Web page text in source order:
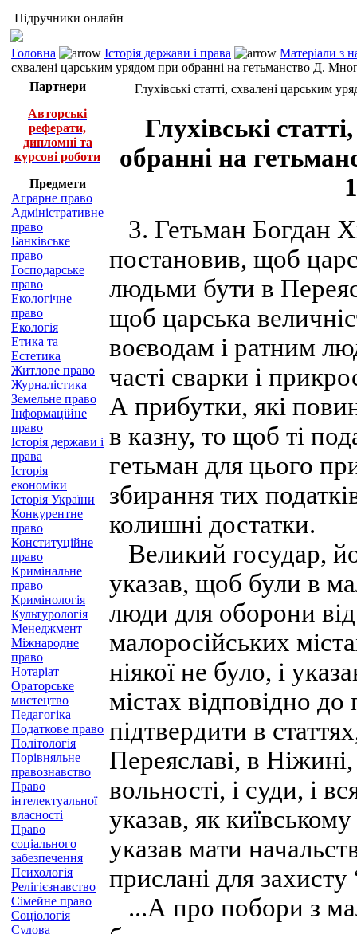
Підручники онлайн
Головна Історія держави і права
Матеріали з
схвалені царським урядом при обранні на гетьманство Д.
Партнери
Авторські
реферати,
дипломні та
курсові роботи
Предмети
Аграрне право
Адміністративне
право
Банківське
право
Господарське
право
Екологічне
право
Екологія
Етика та
Естетика
Житлове право
Журналістика
Земельне право
Інформаційне
право
Історія держави і
права
Історія
економіки
Історія України
Конкурентне
право
Конституційне
право
Кримінальне
право
Кримінологія
Культурологія
Менеджмент
Міжнародне
право
Нотаріат
Ораторське
мистецтво
Педагогіка
Податкове право
Політологія
Порівняльне
правознавство
Право
інтелектуальної
власності
Право
соціального
забезпечення
Психологія
Релігієзнавство
Сімейне право
Соціологія
Судова
Глухівські статті, схвалені царським
Глухівські
обранні на
3. Гетьман Богдан
постановив, щоб
людьми бути в
щоб царська
воєводам і ратним
часті сварки і
А прибутки, які
в казну, то щоб ті
гетьман для цього
збирання тих
колишні достатки.
Великий государ,
указав, щоб були в
люди для оборони
малоросійських
ніякої не було, і
містах відповідно до
підтвердити в
Переяславі, в
вольності, і суди, і
указав, як
указав мати
прислані для
...А про побори з